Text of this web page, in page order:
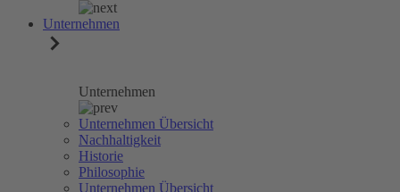
Unternehmen
Unternehmen
Unternehmen Übersicht
Nachhaltigkeit
Historie
Philosophie
Unternehmen Übersicht